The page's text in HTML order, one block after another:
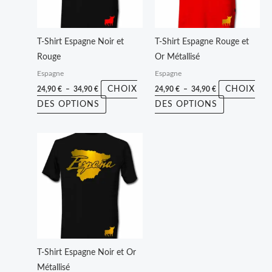
T-Shirt Espagne Noir et
Rouge
Espagne
24,90€ – 34,90€
CHOIX
DES OPTIONS
Les
options
peuvent
sur
la
page
produit
T-Shirt Espagne Rouge et
Or Métallisé
Espagne
24,90 € – 34,90 €
CHOIX
DES OPTIONS
Les
options
peuvent
sur
la
page
T-Shirt Espagne Noir et Or
Métallisé
Plage
prix :
24,90 €
à
34,90 €
Ce
produit
a
plusieurs
Les
options